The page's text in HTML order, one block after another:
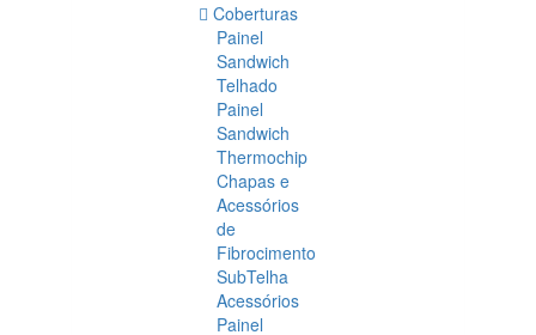
Coberturas
Painel
Sandwich
Telhado
Painel
Sandwich
Thermochip
Chapas e
Acessórios
de
Fibrocimento
SubTelha
Acessórios
Painel